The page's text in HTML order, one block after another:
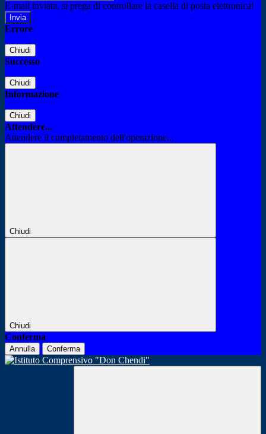
E-mail inviata, si prega di controllare la casella di posta elettronica!
Errore
Chiudi
Successo
Chiudi
Informazione
Chiudi
Attendere...
Attendere il completamento dell'operazione...
Chiudi
Chiudi
Conferma
Annulla Conferma